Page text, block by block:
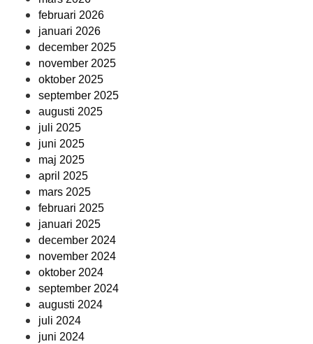
februari 2026
januari 2026
december 2025
november 2025
oktober 2025
september 2025
augusti 2025
juli 2025
juni 2025
maj 2025
april 2025
mars 2025
februari 2025
januari 2025
december 2024
november 2024
oktober 2024
september 2024
augusti 2024
juli 2024
juni 2024